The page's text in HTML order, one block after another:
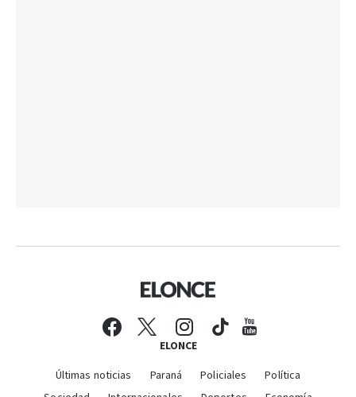
ELONCE
Últimas noticias Paraná Policiales
Política